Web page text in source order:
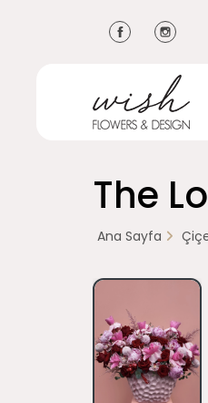
KAPAT
The
Ana Sayfa